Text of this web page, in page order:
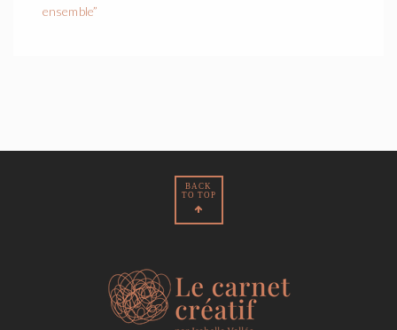
ensemble”
BACK
TO TOP